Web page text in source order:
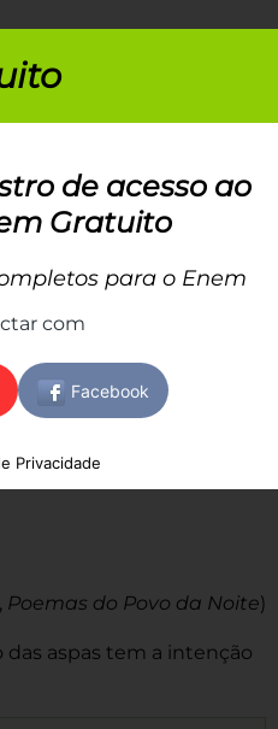
Poemas do Povo da Noite)
das aspas tem a intenção
de acesso ao
Gratuito
para o Enem
com
Privacidade